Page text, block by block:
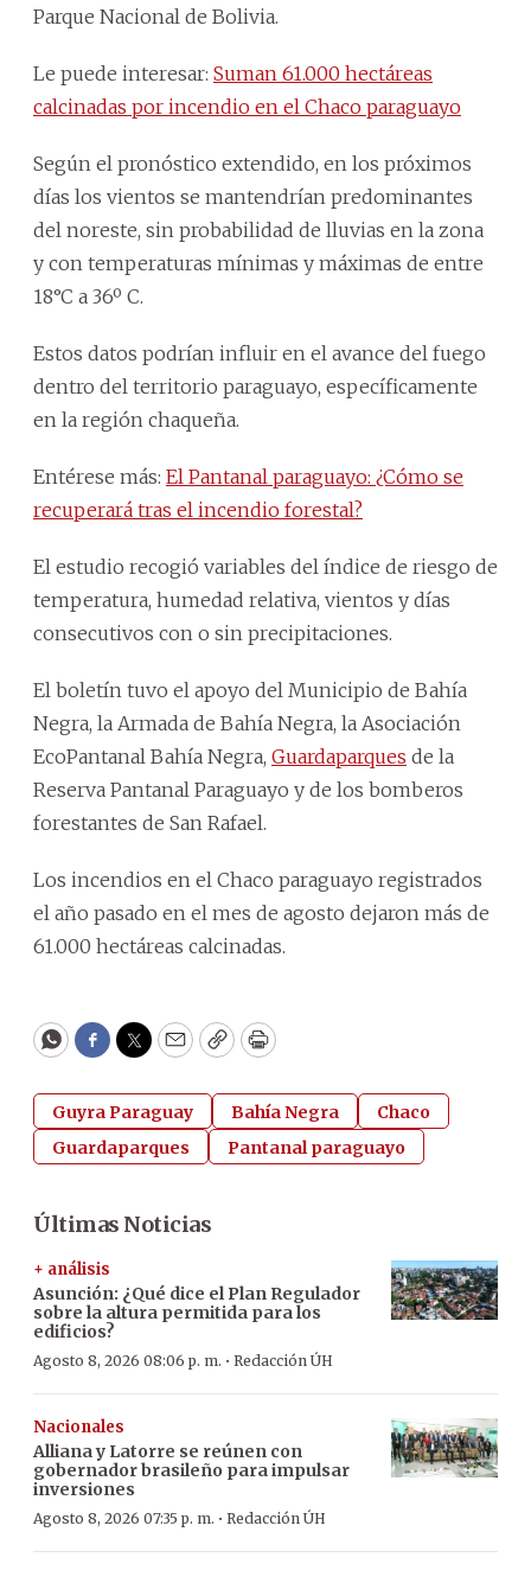
Parque Nacional de Bolivia.
Le puede interesar: Suman 61.000 hectáreas
calcinadas por incendio en el Chaco paraguayo
Según el pronóstico extendido, en los próximos
días los vientos se mantendrían predominantes
del noreste, sin probabilidad de lluvias en la zona
y con temperaturas mínimas y máximas de entre
18°C a 36º C.
Estos datos podrían influir en el avance del fuego
dentro del territorio paraguayo, específicamente
en la región chaqueña.
Entérese más: El Pantanal paraguayo: ¿Cómo se
recuperará tras el incendio forestal?
El estudio recogió variables del índice de riesgo de
temperatura, humedad relativa, vientos y días
consecutivos con o sin precipitaciones.
El boletín tuvo el apoyo del Municipio de Bahía
Negra, la Armada de Bahía Negra, la Asociación
EcoPantanal Bahía Negra, Guardaparques de la
Reserva Pantanal Paraguayo y de los bomberos
forestantes de San Rafael.
Los incendios en el Chaco paraguayo registrados
el año pasado en el mes de agosto dejaron más de
61.000 hectáreas calcinadas.
WhatsApp
Facebook
Twitter
EmailCopyPrint
Guyra Paraguay Bahía Negra
Chaco
Guardaparques
Pantanal paraguayo
Últimas Noticias
+ análisis
Asunción: ¿Qué dice el Plan Regulador
sobre la altura permitida para los
edificios?
Agosto 8, 2026 08:06 p. m. · Redacción ÚH
Nacionales
Alliana y Latorre se reúnen con
gobernador brasileño para impulsar
inversiones
Agosto 8, 2026 07:35 p. m. · Redacción ÚH